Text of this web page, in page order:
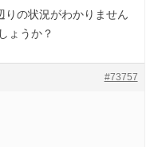
りの状況がわかりません
ょうか？
#73757